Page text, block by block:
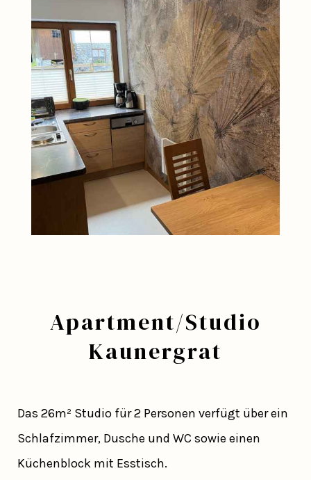
Apartment/Studio
Kaunergrat
Das 26m² Studio für 2 Personen verfügt über ein
Schlafzimmer, Dusche und WC sowie einen
Küchenblock mit Esstisch.